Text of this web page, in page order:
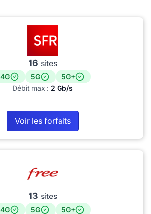
16 sites
4G 5G
5G+
Débit max : 2 Gb/s
Voir les forfaits
13 sites
4G 5G
5G+